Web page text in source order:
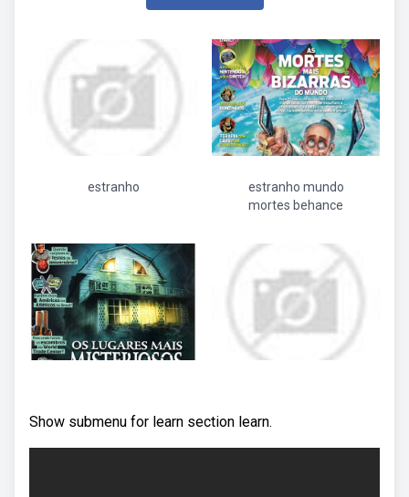
estranho
estranho mundo
mortes behance
Show submenu for learn section learn.